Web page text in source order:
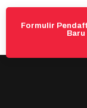
Formulir
Baru